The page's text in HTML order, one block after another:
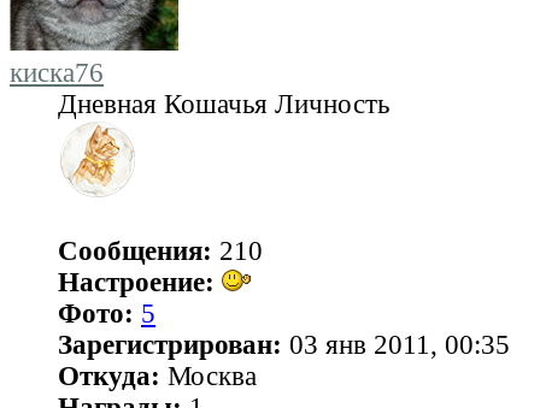
киска76
Дневная Кошачья Личность
Сообщения: 210
Настроение:
Фото: 5
Зарегистрирован: 03 янв 2011, 00:35
Откуда: Москва